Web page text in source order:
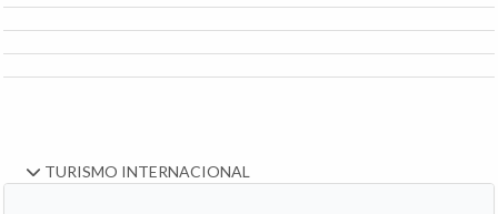
TURISMO INTERNACIONAL